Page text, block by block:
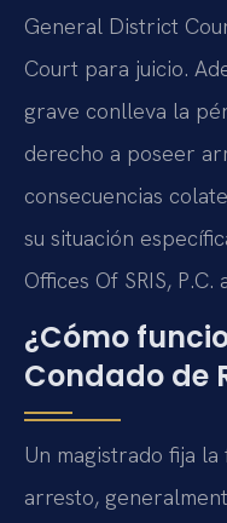
General District
Court para juicio.
grave conlleva la
derecho a poseer
consecuencias
su situación
Offices Of SRIS, P.C.
¿Cómo
Condado de
Un magistrado fija
arresto,